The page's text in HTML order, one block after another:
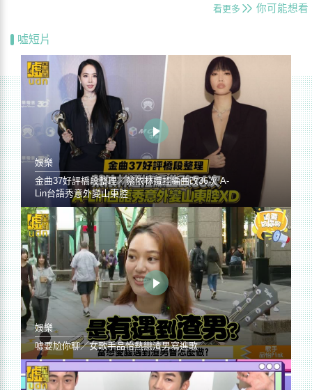
看更多 你可能想看
噓短片
娛樂
金曲37好評橋段整理／蔡依林遭控編曲改36次 A-
Lin台語秀意外變山東腔
娛樂
噓要尬你聊／女歌手品怡熱戀渣男寫進歌